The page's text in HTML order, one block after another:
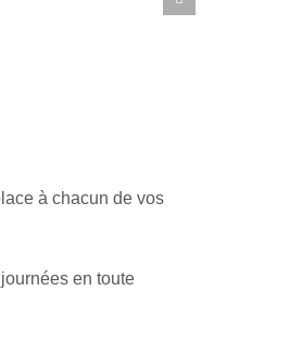
à chacun de vos
en toute